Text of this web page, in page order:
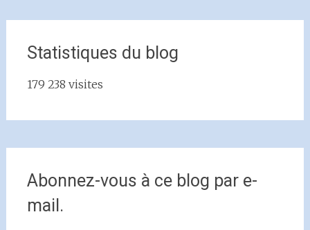
Statistiques du blog
179 238 visites
Abonnez-vous à ce blog par e-
mail.